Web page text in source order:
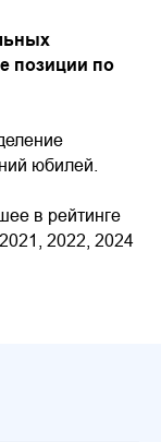
позиции по
юбилей.
в рейтинге
2022, 2024